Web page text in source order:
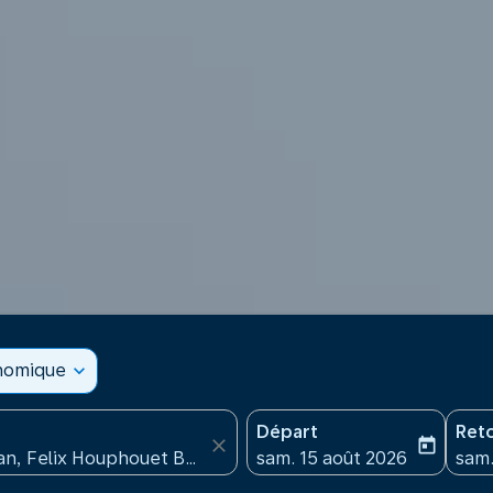
expand_more
close
Départ
fc-booking-departure-
sam. 15 août 2026
today
fc-